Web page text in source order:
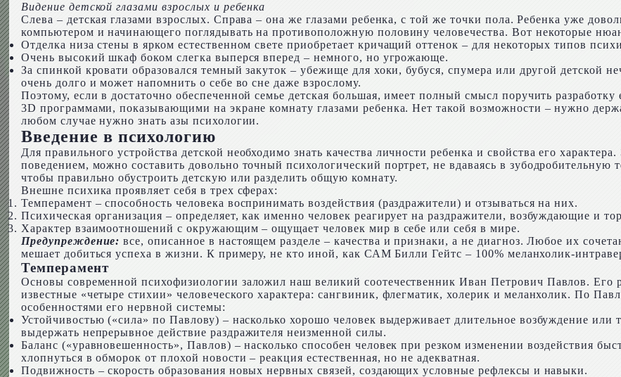
Видение детской глазами взрослых и ребенка
Слева – детская глазами взрослых. Справа – она же глазами ребенка, с той же точки пола. Ребенка уже
компьютером и начинающего поглядывать на противоположную половину человечества. Вот некоторые
Отделка низа стены в ярком естественном свете приобретает кричащий оттенок – для некоторых типов
Очень высокий шкаф боком слегка выперся вперед – немного, но угрожающе.
За спинкой кровати образовался темный закуток – убежище для хоки, бубуся, спумера или другой детской
очень долго и может напомнить о себе во сне даже взрослому.
Поэтому, если в достаточно обеспеченной семье детская большая, имеет полный смысл поручить
3D программами, показывающими на экране комнату глазами ребенка. Нет такой возможности – нужно
любом случае нужно знать азы психологии.
Введение в психологию
Для правильного устройства детской необходимо знать качества личности ребенка и свойства его
поведением, можно составить довольно точный психологический портрет, не вдаваясь в
чтобы правильно обустроить детскую или разделить общую комнату.
Внешне психика проявляет себя в трех сферах:
Темперамент – способность человека воспринимать воздействия (раздражители) и отзываться на них.
Психическая организация – определяет, как именно человек реагирует на раздражители, возбуждающие и
Характер взаимоотношений с окружающим – ощущает человек мир в себе или себя в мире.
Предупреждение: все, описанное в настоящем разделе – качества и признаки, а не диагноз. Любое их
мешает добиться успеха в жизни. К примеру, не кто иной, как САМ Билли Гейтс – 100% меланхолик-
Темперамент
Основы современной психофизиологии заложил наш великий соотечественник Иван Петрович Павлов. Его
известные «четыре стихии» человеческого характера: сангвиник, флегматик, холерик и меланхолик. По
особенностями его нервной системы:
Устойчивостью («сила» по Павлову) – насколько хорошо человек выдерживает длительное возбуждение
выдержать непрерывное действие раздражителя неизменной силы.
Баланс («уравновешенность», Павлов) – насколько способен человек при резком изменении воздействия
хлопнуться в обморок от плохой новости – реакция естественная, но не адекватная.
Подвижность – скорость образования новых нервных связей, создающих условные рефлексы и навыки.